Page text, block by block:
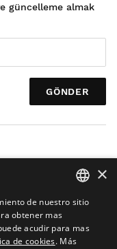
güncelleme almak
GÖNDER
Yapay Zeka
SPANISH
ENGLISH
×
de nuestro sitio
obtener mas
acudir para mas
de cookies. Más